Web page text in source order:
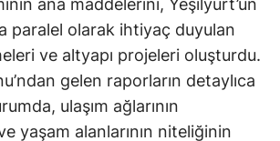
ana maddelerini, Yeşilyurt’un
paralel olarak ihtiyaç duyulan
ve altyapı projeleri oluşturdu.
gelen raporların detaylıca
ulaşım ağlarının
yaşam alanlarının niteliğinin